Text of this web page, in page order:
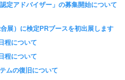
定アドバイザー」の募集開始について
展）に検定PRブースを初出展します
程について
程について
ムの復旧について